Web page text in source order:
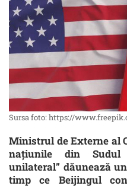
Sursa foto: https://
Ministrul de Externe al
națiunile din Sudul
unilateral” dăunează
timp ce Beijingul